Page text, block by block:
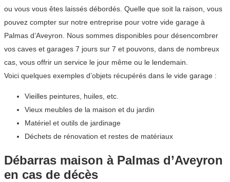
ou vous vous êtes laissés débordés. Quelle que soit la raison, vous
pouvez compter sur notre entreprise pour votre vide garage à
Palmas d’Aveyron. Nous sommes disponibles pour désencombrer
vos caves et garages 7 jours sur 7 et pouvons, dans de nombreux
cas, vous offrir un service le jour même ou le lendemain.
Voici quelques exemples d’objets récupérés dans le vide garage :
Vieilles peintures, huiles, etc.
Vieux meubles de la maison et du jardin
Matériel et outils de jardinage
Déchets de rénovation et restes de matériaux
Débarras maison à Palmas d’Aveyron
en cas de décès